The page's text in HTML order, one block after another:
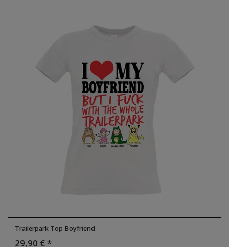
Trailerpark Top Boyfriend
29,90 € *